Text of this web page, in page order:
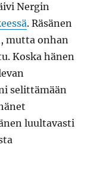
Nergin
. Räsänen
mutta onhan
Koska hänen
selittämään
luultavasti